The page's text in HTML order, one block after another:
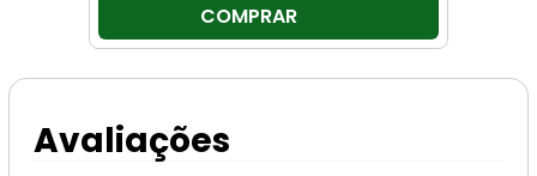
COMPRAR
Avaliações